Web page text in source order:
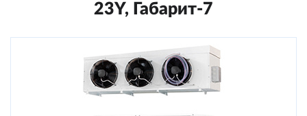
23Y, Габарит-7